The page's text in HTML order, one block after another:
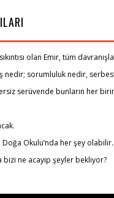
olan Emir, tüm
nedir; sorumluluk nedir,
serüvende bunların her
Okulu’nda her şey olabilir.
bizi ne acayip şeyler bekliyor?